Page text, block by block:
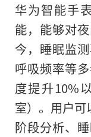
华为智能手
能，能够对
今，睡眠监
呼吸频率等
度提升10%
室）。用户
阶段分析、